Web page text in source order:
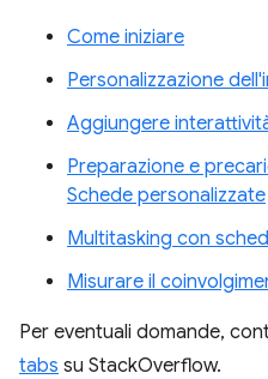
Come iniziare
Personalizzazione
Aggiungere
Preparazione e
Schede personalizzate
Multitasking con
Misurare il
Per eventuali domande,
tabs su StackOverflow.